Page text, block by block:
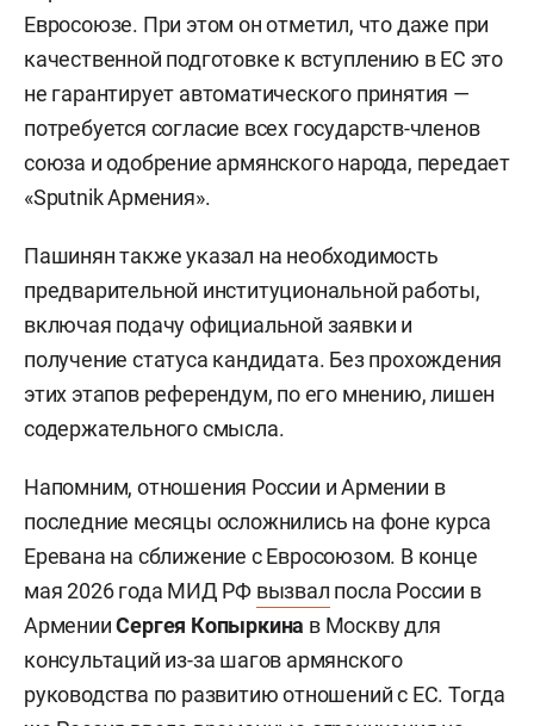
Евросоюзе. При этом он отметил, что даже при
качественной подготовке к вступлению в ЕС это
не гарантирует автоматического принятия —
потребуется согласие всех государств-членов
союза и одобрение армянского народа, передает
«Sputnik Армения».
Пашинян также указал на необходимость
предварительной институциональной работы,
включая подачу официальной заявки и
получение статуса кандидата. Без прохождения
этих этапов референдум, по его мнению, лишен
содержательного смысла.
Напомним, отношения России и Армении в
последние месяцы осложнились на фоне курса
Еревана на сближение с Евросоюзом. В конце
мая 2026 года МИД РФ вызвал посла России в
АрменииСергея Копыркина в Москву для
консультаций из-за шагов армянского
руководства по развитию отношений с ЕС. Тогда